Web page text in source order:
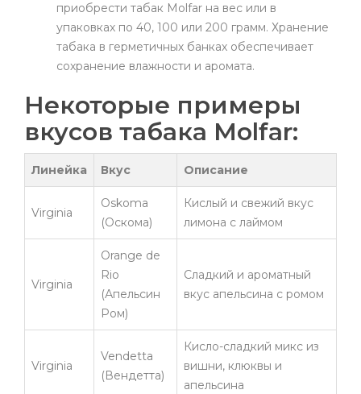
приобрести табак Molfar на вес или в
упаковках по 40, 100 или 200 грамм. Хранение
табака в герметичных банках обеспечивает
сохранение влажности и аромата.
Некоторые примеры
вкусов табака Molfar:
Линейка Вкус Описание
Virginia
Oskoma
(Оскома)
Кислый и свежий вкус
лимона с лаймом
Virginia
Orange de
Rio
(Апельсин
Ром)
Сладкий и ароматный
вкус апельсина с ромом
Virginia
Vendetta
(Вендетта)
Кисло-сладкий микс из
вишни, клюквы и
апельсина